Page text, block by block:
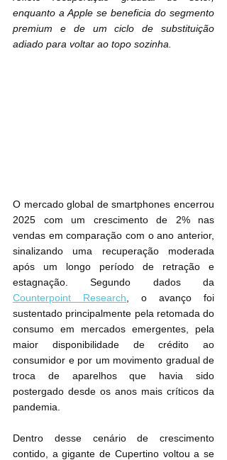
enquanto a Apple se beneficia do segmento
premium e de um ciclo de substituição
adiado para voltar ao topo sozinha.
O mercado global de smartphones encerrou
2025 com um crescimento de 2% nas
vendas em comparação com o ano anterior,
sinalizando uma recuperação moderada
após um longo período de retração e
Counterpoint Research , o avanço foi
sustentado principalmente pela retomada do
consumo em mercados emergentes, pela
maior disponibilidade de crédito ao
consumidor e por um movimento gradual de
troca de aparelhos que havia sido
postergado desde os anos mais críticos da
pandemia.
Dentro desse cenário de crescimento
contido, a gigante de Cupertino voltou a se